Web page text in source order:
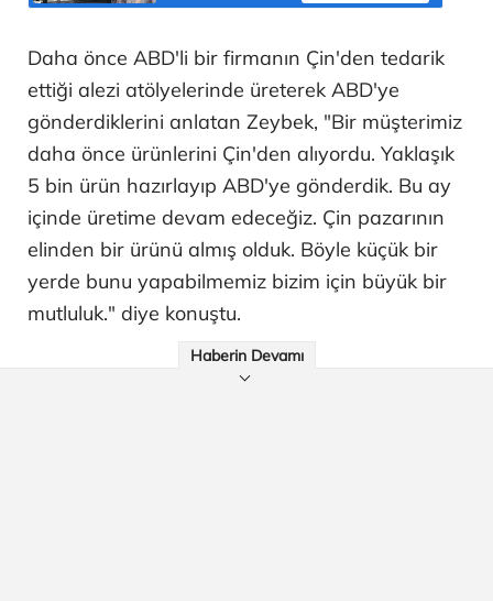
Daha önce ABD'li bir firmanın Çin'den tedarik
ettiği alezi atölyelerinde üreterek ABD'ye
gönderdiklerini anlatan Zeybek, "Bir müşterimiz
daha önce ürünlerini Çin'den alıyordu. Yaklaşık
5 bin ürün hazırlayıp ABD'ye gönderdik. Bu ay
içinde üretime devam edeceğiz. Çin pazarının
elinden bir ürünü almış olduk. Böyle küçük bir
yerde bunu yapabilmemiz bizim için büyük bir
mutluluk." diye konuştu.
Haberin Devamı